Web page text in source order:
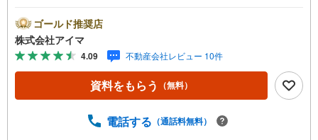
画」から「物件選び」まで全力でバックアップいたしま
す。＼株式会社アイマが選ばれる2大サポート/【プロ目線
のローンの提案力】大手ネット銀行をはじめ多数の金融機
関と提携。お借入期間「最長50年」のプランや今注目の低
金利プランなど、購入後の生活にゆとりを持たせるための
最適な資金計画をご提案します。【フットワーク軽い安心
いて移動が大変」という方も大歓迎。平日・夜間の現地案
ゴールド推奨店
株式会社アイマ
4.09 不動産会社レビュー 10件
資料をもらう （無料）
電話する （通話料無料）